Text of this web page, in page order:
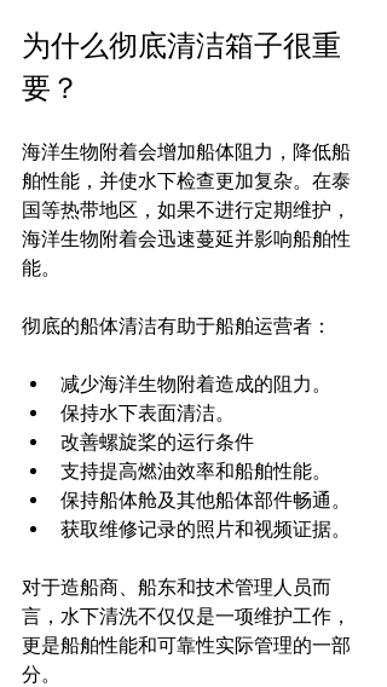
为什么彻底清洁箱子很重
要？
海洋生物附着会增加船体阻力，降低船
舶性能，并使水下检查更加复杂。在泰
国等热带地区，如果不进行定期维护，
海洋生物附着会迅速蔓延并影响船舶性
能。
彻底的船体清洁有助于船舶运营者：
减少海洋生物附着造成的阻力。
保持水下表面清洁。
改善螺旋桨的运行条件
支持提高燃油效率和船舶性能。
保持船体舱及其他船体部件畅通。
获取维修记录的照片和视频证据。
对于造船商、船东和技术管理人员而
言，水下清洗不仅仅是一项维护工作，
更是船舶性能和可靠性实际管理的一部
分。